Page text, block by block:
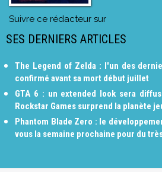
Suivre ce rédacteur sur
SES DERNIERS ARTICLES
The Legend of Zelda : l'un des
confirmé avant sa mort début juillet
GTA 6 : un extended look sera
Rockstar Games surprend la planète
Phantom Blade Zero : le
vous la semaine prochaine pour du